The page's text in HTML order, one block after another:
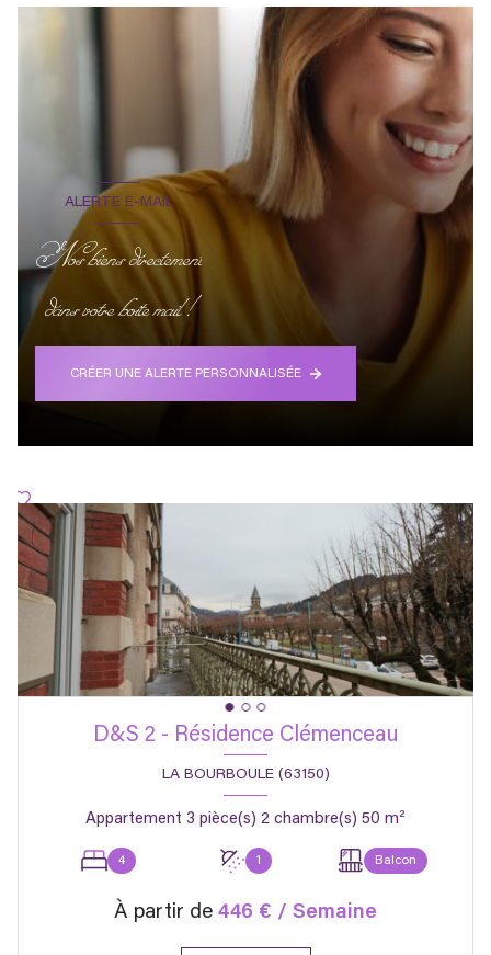
ALERTE E-MAIL
Nos biens directement
dans votre boite mail !
CRÉER UNE ALERTE PERSONNALISÉE
D&S 2 - Résidence Clémenceau
LA BOURBOULE (63150)
Appartement 3 pièce(s) 2 chambre(s) 50 m²
4 1 Balcon
À partir de 446 € / Semaine